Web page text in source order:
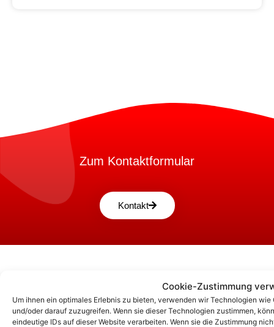
Cookie-Zustimmung
Um ihnen ein optimales Erlebnis zu bieten, verwenden wir Technologien
und/oder darauf zuzugreifen. Wenn sie dieser Technologien zustimmen,
eindeutige IDs auf dieser Website verarbeiten. Wenn sie die Zustimmung
Zum Kontaktformular
Kontakt